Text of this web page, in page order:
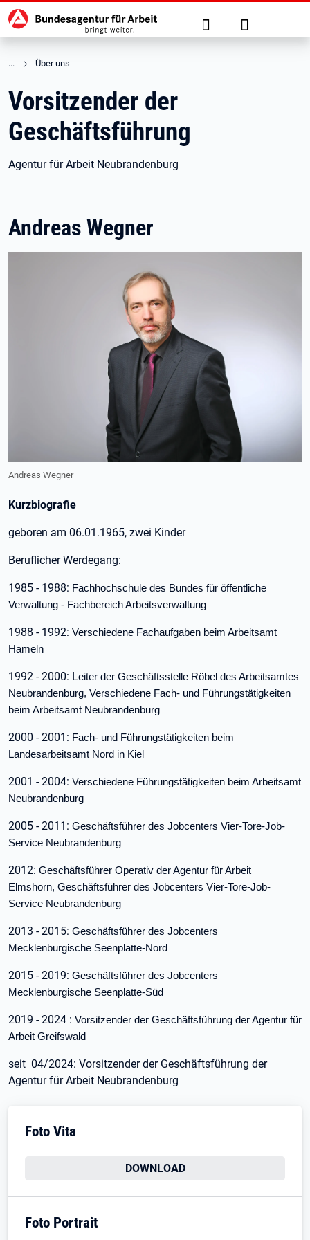
zu den Hauptinhalten springen
Hauptnavigation Suche Anmelden
Über uns
Vorsitzender der
Geschäftsführung
Agentur für Arbeit Neubrandenburg
Andreas Wegner
Andreas Wegner
Kurzbiografie
geboren am 06.01.1965, zwei Kinder
Beruflicher Werdegang:
1985 - 1988: Fachhochschule des Bundes für öffentliche
Verwaltung - Fachbereich Arbeitsverwaltung
1988 - 1992: Verschiedene Fachaufgaben beim Arbeitsamt
Hameln
1992 - 2000: Leiter der Geschäftsstelle Röbel des Arbeitsamtes
Neubrandenburg, Verschiedene Fach- und Führungstätigkeiten
beim Arbeitsamt Neubrandenburg
2000 - 2001: Fach- und Führungstätigkeiten beim
Landesarbeitsamt Nord in Kiel
2001 - 2004: Verschiedene Führungstätigkeiten beim Arbeitsamt
Neubrandenburg
2005 - 2011: Geschäftsführer des Jobcenters Vier-Tore-Job-
Service Neubrandenburg
2012: Geschäftsführer Operativ der Agentur für Arbeit
Elmshorn, Geschäftsführer des Jobcenters Vier-Tore-Job-
Service Neubrandenburg
2013 - 2015: Geschäftsführer des Jobcenters
Mecklenburgische Seenplatte-Nord
2015 - 2019: Geschäftsführer des Jobcenters
Mecklenburgische Seenplatte-Süd
2019 - 2024 : Vorsitzender der Geschäftsführung der Agentur für
Arbeit Greifswald
seit 04/2024: Vorsitzender der Geschäftsführung der
Agentur für Arbeit Neubrandenburg
Foto Vita
DOWNLOAD
Foto Portrait